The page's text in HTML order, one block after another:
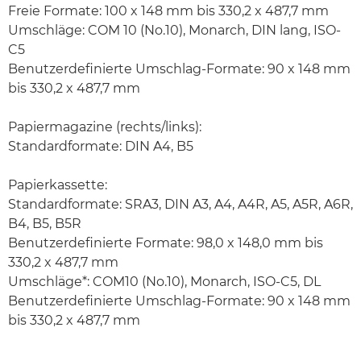
Freie Formate: 100 x 148 mm bis 330,2 x 487,7 mm
Umschläge: COM 10 (No.10), Monarch, DIN lang, ISO-
C5
Benutzerdefinierte Umschlag-Formate: 90 x 148 mm
bis 330,2 x 487,7 mm
Papiermagazine (rechts/links):
Standardformate: DIN A4, B5
Papierkassette:
Standardformate: SRA3, DIN A3, A4, A4R, A5, A5R, A6R,
B4, B5, B5R
Benutzerdefinierte Formate: 98,0 x 148,0 mm bis
330,2 x 487,7 mm
Umschläge*: COM10 (No.10), Monarch, ISO-C5, DL
Benutzerdefinierte Umschlag-Formate: 90 x 148 mm
bis 330,2 x 487,7 mm